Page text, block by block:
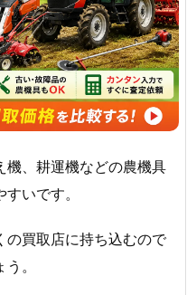
機、耕運機などの農機具
いです。
の買取店に持ち込むので
。